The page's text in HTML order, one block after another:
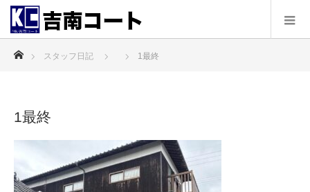
スタッフ日記 1最終
1最終